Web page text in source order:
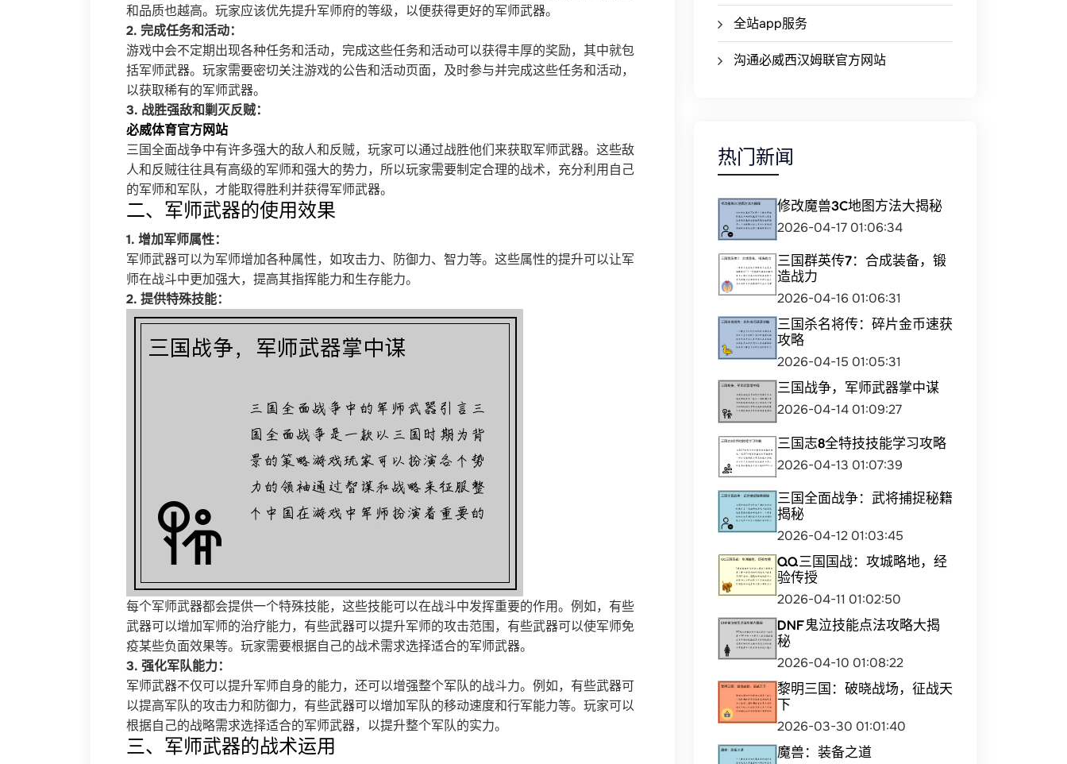
和品质也越高。玩家应该优先提升军师府的等级，以便获得更好的军师武器。
2. 完成任务和活动：
游戏中会不定期出现各种任务和活动，完成这些任务和活动可以获得丰厚的奖励，其中就包
括军师武器。玩家需要密切关注游戏的公告和活动页面，及时参与并完成这些任务和活动，
以获取稀有的军师武器。
3. 战胜强敌和剿灭反贼：
必威体育官方网站
三国全面战争中有许多强大的敌人和反贼，玩家可以通过战胜他们来获取军师武器。这些敌
人和反贼往往具有高级的军师和强大的势力，所以玩家需要制定合理的战术，充分利用自己
的军师和军队，才能取得胜利并获得军师武器。
二、军师武器的使用效果
1. 增加军师属性：
军师武器可以为军师增加各种属性，如攻击力、防御力、智力等。这些属性的提升可以让军
师在战斗中更加强大，提高其指挥能力和生存能力。
2. 提供特殊技能：
每个军师武器都会提供一个特殊技能，这些技能可以在战斗中发挥重要的作用。例如，有些
武器可以增加军师的治疗能力，有些武器可以提升军师的攻击范围，有些武器可以使军师免
疫某些负面效果等。玩家需要根据自己的战术需求选择适合的军师武器。
3. 强化军队能力：
军师武器不仅可以提升军师自身的能力，还可以增强整个军队的战斗力。例如，有些武器可
以提高军队的攻击力和防御力，有些武器可以增加军队的移动速度和行军能力等。玩家可以
根据自己的战略需求选择适合的军师武器，以提升整个军队的实力。
三、军师武器的战术运用
全站app服务
沟通必威西汉姆联官方网站
热门新闻
修改魔兽3C地图方法大揭秘
2026-04-17 01:06:34
三国群英传7：合成装备，锻
造战力
2026-04-16 01:06:31
三国杀名将传：碎片金币速获
攻略
2026-04-15 01:05:31
三国战争，军师武器掌中谋
2026-04-14 01:09:27
三国志8全特技技能学习攻略
2026-04-13 01:07:39
三国全面战争：武将捕捉秘籍
揭秘
2026-04-12 01:03:45
QQ三国国战：攻城略地，经
验传授
2026-04-11 01:02:50
DNF鬼泣技能点法攻略大揭
秘
2026-04-10 01:08:22
黎明三国：破晓战场，征战天
下
2026-03-30 01:01:40
魔兽：装备之道